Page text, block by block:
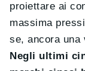
proiettare ai
massima
se, ancora una
Negli ultimi